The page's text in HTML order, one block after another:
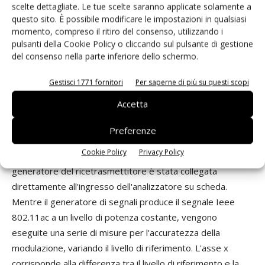
scelte dettagliate. Le tue scelte saranno applicate solamente a
questo sito. È possibile modificare le impostazioni in qualsiasi
momento, compreso il ritiro del consenso, utilizzando i
pulsanti della Cookie Policy o cliccando sul pulsante di gestione
del consenso nella parte inferiore dello schermo.
Gestisci 1771 fornitori Per saperne di più su questi scopi
Accetta
Preferenze
Cookie Policy Privacy Policy
Il ricetrasmettitore di segnali vettoriali PXIe-5644R
Per illustrare questo punto, è stato utilizzato il
ricetrasmettitore di segnali vettoriali PXIe-5644Rdi
National Instruments, in grado di generare e analizzare
un segnale Ieee 802.11ac, i vari indici Mcs(Modulation-and-
coding-scheme)e le larghezze di banda dei canali. Il modello
PXIe-5644R è un generatore di segnali e un analizzatore,
in formato PXI. L'intervallo di frequenza va da 65 MHz a 6
GHz, con una larghezza di banda istantanea di 80-MHz e
un rumore di fondo di -161 dBm/Hz. L'uscita del
generatore del ricetrasmettitore è stata collegata
direttamente all'ingresso dell'analizzatore su scheda.
Mentre il generatore di segnali produce il segnale Ieee
802.11ac a un livello di potenza costante, vengono
eseguite una serie di misure per l'accuratezza della
modulazione, variando il livello di riferimento. L'asse x